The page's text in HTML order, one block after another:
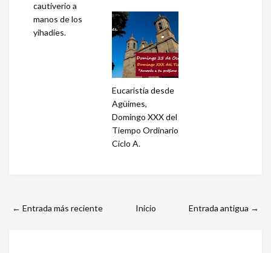
cautiverio a
manos de los
yihadíes.
Eucaristía desde
Agüimes,
Domingo XXX del
Tiempo Ordinario
Ciclo A.
← Entrada más reciente Entrada antigua →
Inicio